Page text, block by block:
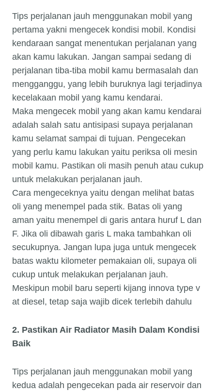
Tips perjalanan jauh menggunakan mobil yang
pertama yakni mengecek kondisi mobil. Kondisi
kendaraan sangat menentukan perjalanan yang
akan kamu lakukan. Jangan sampai sedang di
perjalanan tiba-tiba mobil kamu bermasalah dan
mengganggu, yang lebih buruknya lagi terjadinya
kecelakaan mobil yang kamu kendarai.
Maka mengecek mobil yang akan kamu kendarai
adalah salah satu antisipasi supaya perjalanan
kamu selamat sampai di tujuan. Pengecekan
yang perlu kamu lakukan yaitu periksa oli mesin
mobil kamu. Pastikan oli masih penuh atau cukup
untuk melakukan perjalanan jauh.
Cara mengeceknya yaitu dengan melihat batas
oli yang menempel pada stik. Batas oli yang
aman yaitu menempel di garis antara huruf L dan
F. Jika oli dibawah garis L maka tambahkan oli
secukupnya. Jangan lupa juga untuk mengecek
batas waktu kilometer pemakaian oli, supaya oli
cukup untuk melakukan perjalanan jauh.
Meskipun mobil baru seperti kijang innova type v
at diesel, tetap saja wajib dicek terlebih dahulu
2. Pastikan Air Radiator Masih Dalam Kondisi
Baik
Tips perjalanan jauh menggunakan mobil yang
kedua adalah pengecekan pada air reservoir dan